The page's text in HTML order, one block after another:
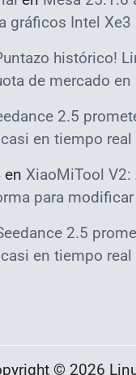
gráficos Intel Xe3
histórico!
de mercado en
2.5
en tiempo real
en XiaoMiTool V2:
para
2.5
en tiempo real
© 2026